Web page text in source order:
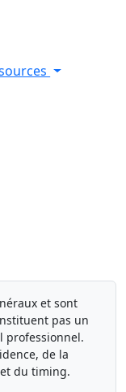
en
et sont
pas un
professionnel.
de la
du timing.